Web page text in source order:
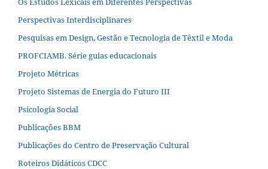
Perspectivas Interdisciplinares
Pesquisas em Design, Gestão e Tecnologia de Têxtil e Moda
PROFCIAMB. Série guias educacionais
Projeto Métricas
Projeto Sistemas de Energia do Futuro III
Psicologia Social
Publicações BBM
Publicações do Centro de Preservação Cultural
Roteiros Didáticos CDCC